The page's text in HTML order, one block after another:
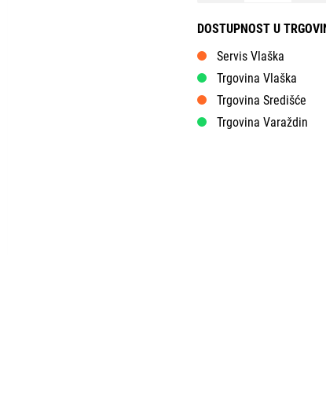
DOSTUPNOST U
Servis Vlaška
Trgovina Vlaška
Trgovina Središće
Trgovina Varaždin